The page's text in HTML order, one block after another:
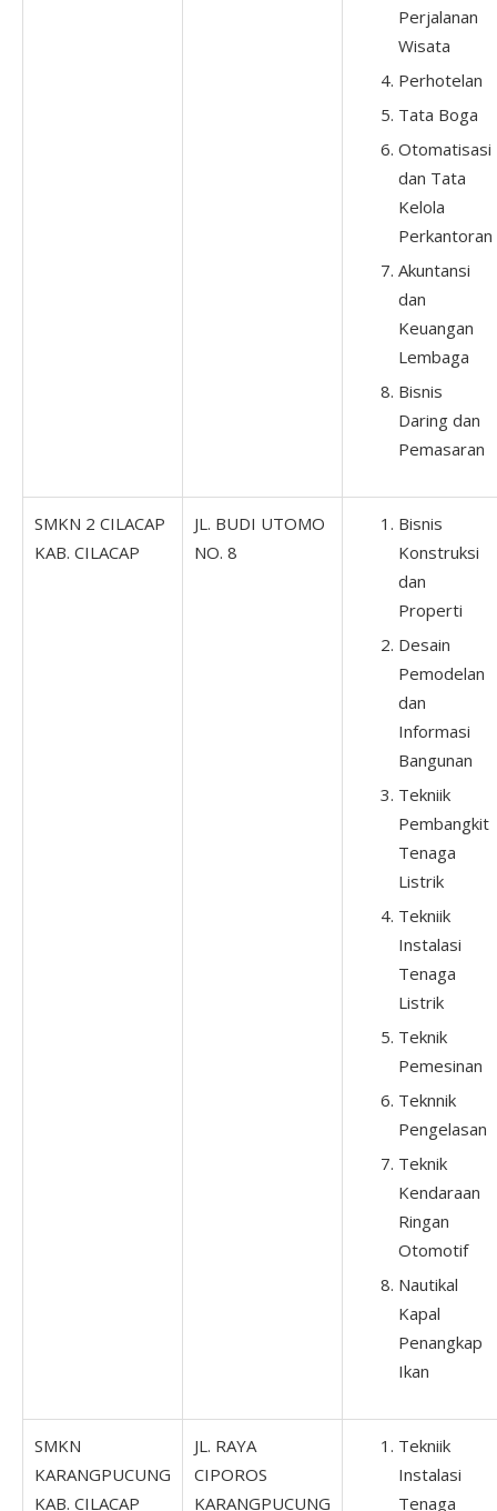
Perjalanan
Wisata
Perhotelan
Tata Boga
Otomatisasi
dan Tata
Kelola
Perkantoran
Akuntansi
dan
Keuangan
Lembaga
Bisnis
Daring dan
Pemasaran
SMKN 2 CILACAP
KAB. CILACAP
JL. BUDI UTOMO
NO. 8
Bisnis
Konstruksi
dan
Properti
Desain
Pemodelan
dan
Informasi
Bangunan
Tekniik
Pembangkit
Tenaga
Listrik
Tekniik
Instalasi
Tenaga
Listrik
Teknik
Pemesinan
Teknnik
Pengelasan
Teknik
Kendaraan
Ringan
Otomotif
Nautikal
Kapal
Penangkap
Ikan
SMKN
KARANGPUCUNG
KAB. CILACAP
JL. RAYA
CIPOROS
KARANGPUCUNG
Tekniik
Instalasi
Tenaga